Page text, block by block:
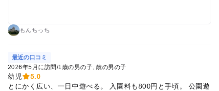
もんちっち
最近の口コミ
2026年5月に訪問/1歳の男の子 歳の男の子
幼児
5.0
とにかく広い、一日中遊べる。 入園料も800円と手頃。 公園遊